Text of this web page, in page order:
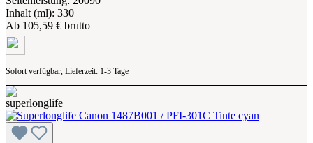
Inhalt (ml): 330
Ab 105,59 € brutto
Sofort verfügbar, Lieferzeit: 1-3 Tage